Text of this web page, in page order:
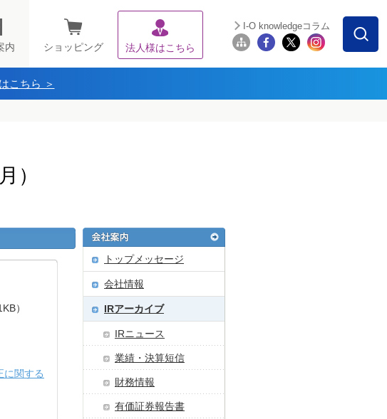
内 ショッピング 法人様はこちら
I-O knowledgeコラム
こちら ＞
）
）
関する
トップメッセージ
会社情報
IRアーカイブ
IRニュース
業績・決算短信
財務情報
有価証券報告書